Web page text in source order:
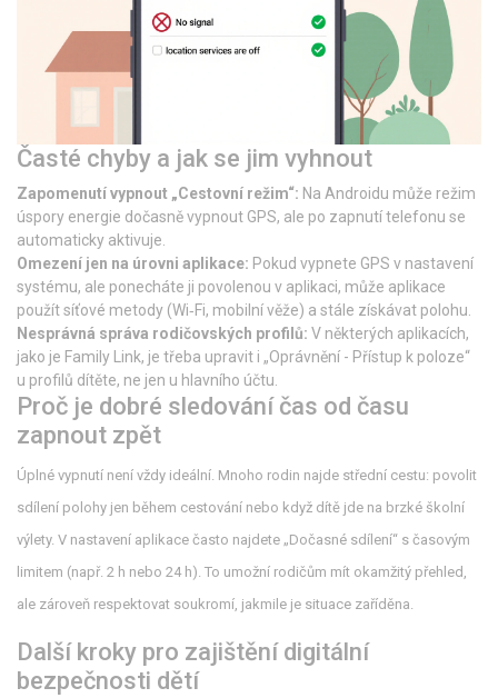
Časté chyby a jak se jim vyhnout
Zapomenutí vypnout „Cestovní režim“: Na Androidu může režim
úspory energie dočasně vypnout GPS, ale po zapnutí telefonu se
automaticky aktivuje.
Omezení jen na úrovni aplikace: Pokud vypnete GPS v nastavení
systému, ale ponecháte ji povolenou v aplikaci, může aplikace
použít síťové metody (Wi‑Fi, mobilní věže) a stále získávat polohu.
Nesprávná správa rodičovských profilů: V některých aplikacích,
jako je Family Link, je třeba upravit i „Oprávnění - Přístup k poloze“
u profilů dítěte, ne jen u hlavního účtu.
Proč je dobré sledování čas od času
zapnout zpět
Úplné vypnutí není vždy ideální. Mnoho rodin najde střední cestu: povolit
sdílení polohy jen během cestování nebo když dítě jde na brzké školní
výlety. V nastavení aplikace často najdete „Dočasné sdílení“ s časovým
limitem (např. 2 h nebo 24 h). To umožní rodičům mít okamžitý přehled,
ale zároveň respektovat soukromí, jakmile je situace zaříděna.
Další kroky pro zajištění digitální
bezpečnosti dětí